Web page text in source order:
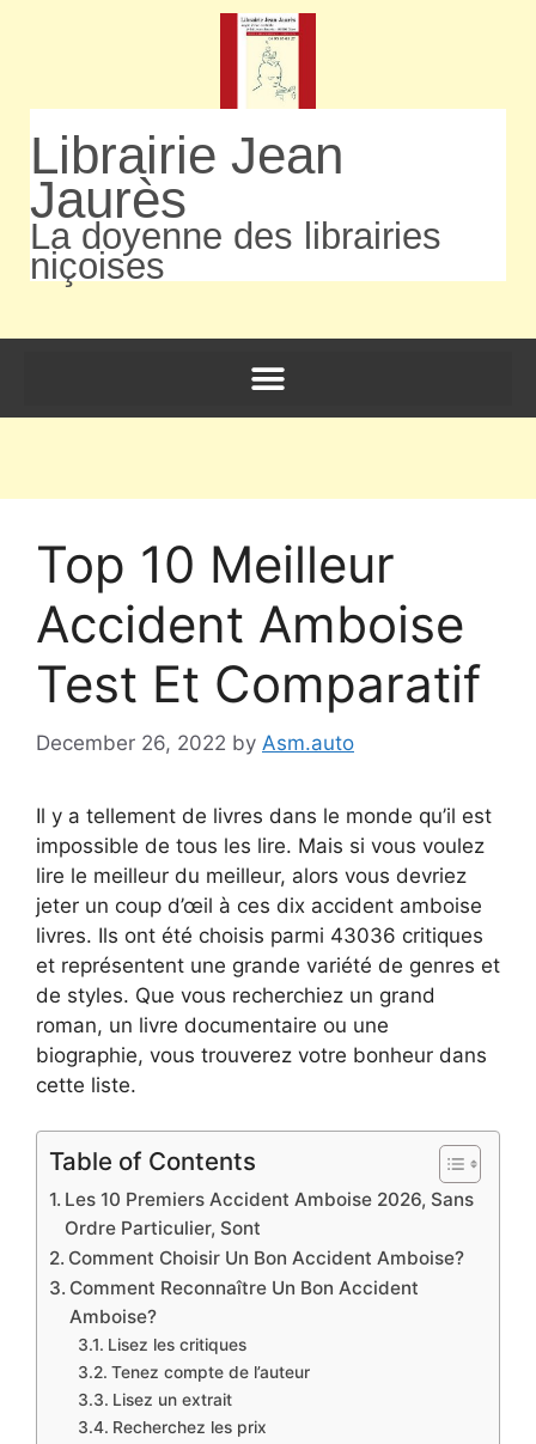
Librairie Jean
Jaurès
La doyenne des librairies
niçoises
Top 10 Meilleur
Accident Amboise
Test Et Comparatif
December 26, 2022 by Asm.auto
Il y a tellement de livres dans le monde qu’il est
impossible de tous les lire. Mais si vous voulez
lire le meilleur du meilleur, alors vous devriez
jeter un coup d’œil à ces dix accident amboise
livres. Ils ont été choisis parmi 43036 critiques
et représentent une grande variété de genres et
de styles. Que vous recherchiez un grand
roman, un livre documentaire ou une
biographie, vous trouverez votre bonheur dans
cette liste.
Table of Contents
Les 10 Premiers Accident Amboise 2026, Sans
Ordre Particulier, Sont
Comment Choisir Un Bon Accident Amboise?
Comment Reconnaître Un Bon Accident
Amboise?
Lisez les critiques
Tenez compte de l’auteur
Lisez un extrait
Recherchez les prix